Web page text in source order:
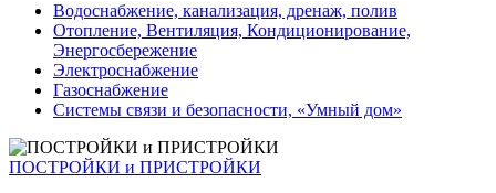
Водоснабжение, канализация, дренаж, полив
Отопление, Вентиляция, Кондиционирование,
Энергосбережение
Электроснабжение
Газоснабжение
Системы связи и безопасности, «Умный дом»
ПОСТРОЙКИ и ПРИСТРОЙКИ